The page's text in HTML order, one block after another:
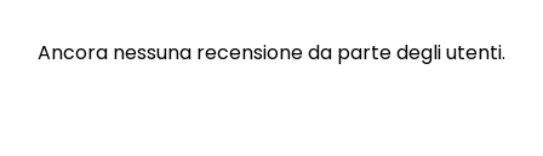
Ancora nessuna recensione da parte degli utenti.